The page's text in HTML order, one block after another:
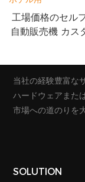
工場価格のセル
自動販売機 カス
当社の経験豊富な
ハードウェアまた
市場への道のりを
SOLUTION